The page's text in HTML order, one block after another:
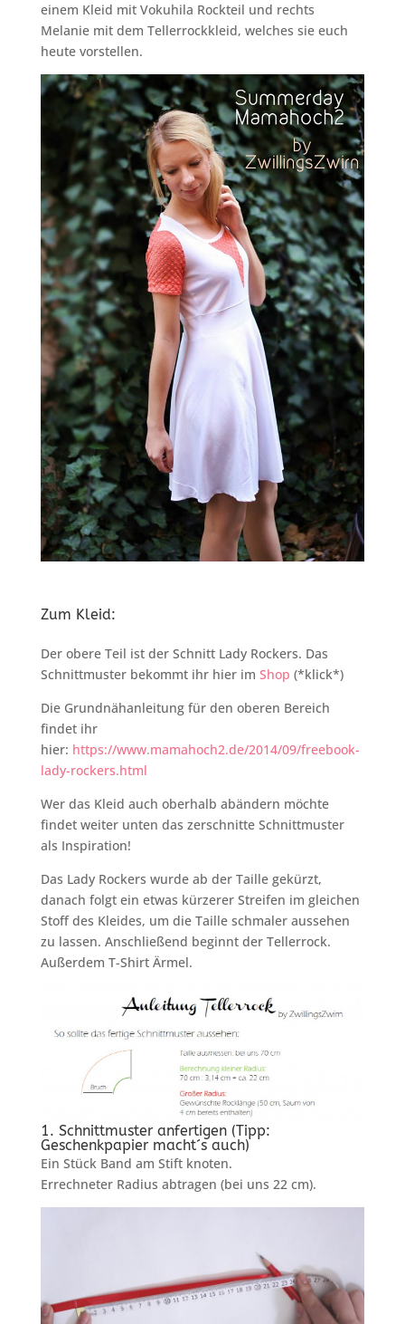
einem Kleid mit Vokuhila Rockteil und rechts
Melanie mit dem Tellerrockkleid, welches sie euch
heute vorstellen.
Zum Kleid:
Der obere Teil ist der Schnitt Lady Rockers. Das
Schnittmuster bekommt ihr hier im Shop (*klick*)
Die Grundnähanleitung für den oberen Bereich
findet ihr
hier: https://www.mamahoch2.de/2014/09/freebook-
lady-rockers.html
Wer das Kleid auch oberhalb abändern möchte
findet weiter unten das zerschnitte Schnittmuster
als Inspiration!
Das Lady Rockers wurde ab der Taille gekürzt,
danach folgt ein etwas kürzerer Streifen im gleichen
Stoff des Kleides, um die Taille schmaler aussehen
zu lassen. Anschließend beginnt der Tellerrock.
Außerdem T-Shirt Ärmel.
1. Schnittmuster anfertigen (Tipp:
Geschenkpapier macht´s auch)
Ein Stück Band am Stift knoten.
Errechneter Radius abtragen (bei uns 22 cm).